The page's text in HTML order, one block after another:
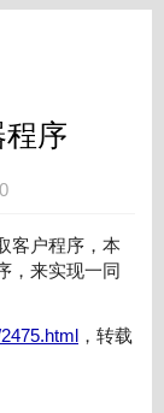
序
客户程序，本
，来实现一同
，转载